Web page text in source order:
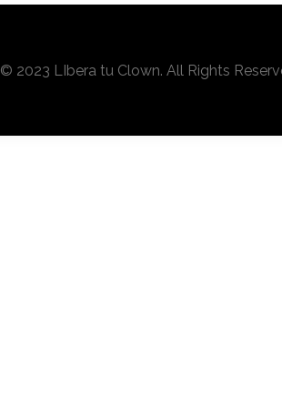
© 2023 LIbera tu Clown. All Rights